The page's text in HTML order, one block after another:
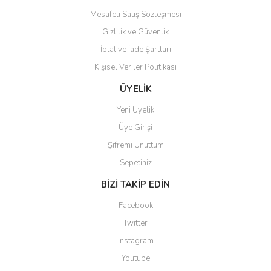
Gönder
Mesafeli Satış Sözleşmesi
Gizlilik ve Güvenlik
İptal ve İade Şartları
Kişisel Veriler Politikası
ÜYELİK
Yeni Üyelik
Üye Girişi
Şifremi Unuttum
Sepetiniz
BİZİ TAKİP EDİN
Facebook
Twitter
Instagram
Youtube